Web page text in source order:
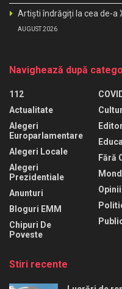
Artiști îndrăgiți la cea de-a
AUGUST 2026
Navighează după
112
Actualitate
Alegeri
Europarlamentare
Alegeri Locale
Alegeri
Prezidentiale
Anunturi
Bloguri EMM
Chipuri De
Poveste
Fără
Opinii
Stiri recente